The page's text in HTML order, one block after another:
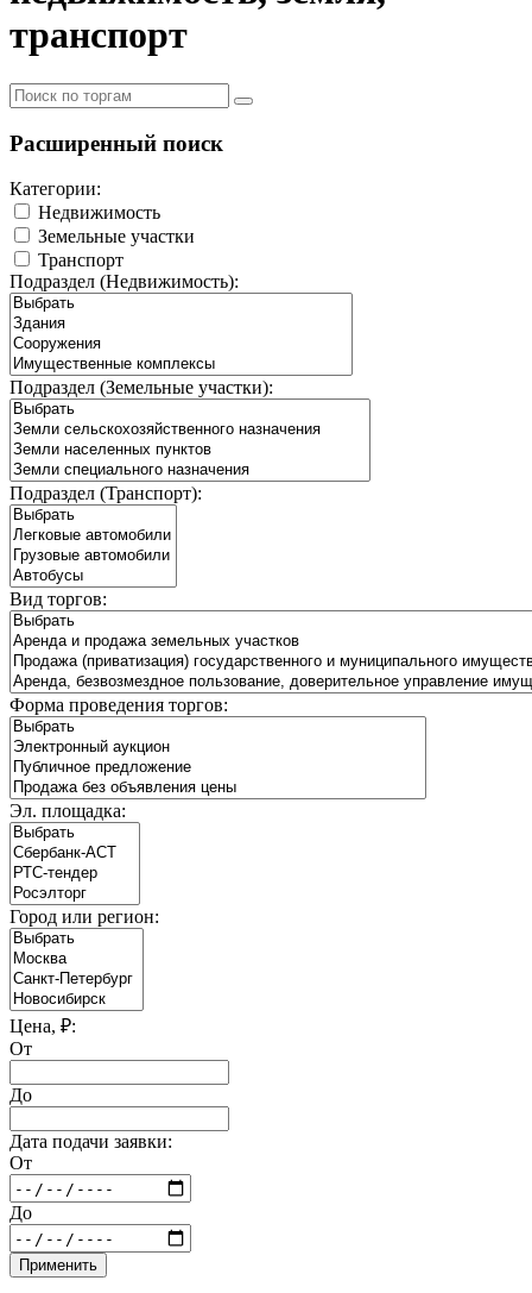
транспорт
Расширенный поиск
Категории:
Недвижимость
Земельные участки
Транспорт
Подраздел (Недвижимость):
Подраздел (Земельные участки):
Подраздел (Транспорт):
Вид торгов:
Форма проведения торгов:
Эл. площадка:
Город или регион:
Цена, ₽:
От
До
Дата подачи заявки:
От
До
Применить